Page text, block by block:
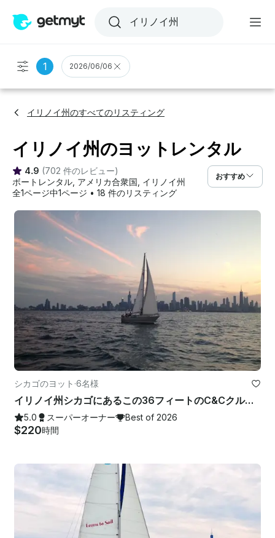
1 2026/06/06
イリノイ州のすべてのリスティング
イリノイ州のヨットレンタル
4.9 (702 件のレビュー)
ボートレンタル アメリカ合衆国 イリノイ州
全1ページ中1ページ • 18 件のリスティング
おすすめ
シカゴのヨット ·6名様
イリノイ州シカゴにあるこの36フィートのC&Cクルージングモノハルのキャプテンを務めた
5.0 スーパーオーナー Best of 2026
$220時間